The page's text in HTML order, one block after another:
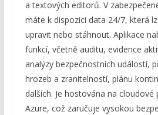
a textových editorů. V
máte k dispozici data 24/7, která
upravit nebo stáhnout. Aplikace
funkcí, včetně auditu, evidence
analýzy bezpečnostních událostí,
hrozeb a zranitelností, plánu
dalších. Je hostována na
Azure, což zaručuje vysokou